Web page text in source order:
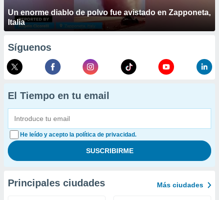
Un enorme diablo de polvo fue avistado en Zapponeta,
Italia
Síguenos
El Tiempo en tu email
He leído y acepto la política de privacidad.
Principales ciudades Más ciudades